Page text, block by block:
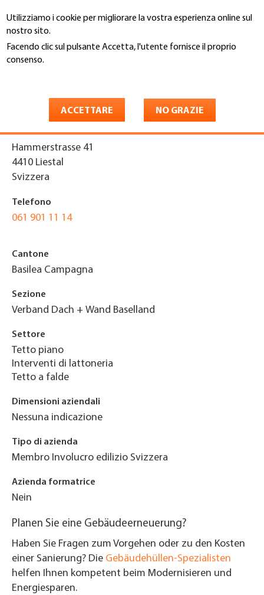
Utilizziamo i cookie per migliorare la vostra esperienza online sul
nostro sito.
Facendo clic sul pulsante Accetta, l'utente fornisce il proprio
consenso.
ACCETTARE NO GRAZIE
al
contenuto
principale
You
Indirizzo
Hammerstrasse 41
4410 Liestal
Svizzera
Telefono
061 901 11 14
Cantone
Basilea Campagna
Sezione
Verband Dach + Wand Baselland
Settore
Tetto piano
Interventi di lattoneria
Tetto a falde
Dimensioni aziendali
Nessuna indicazione
Tipo di azienda
Membro Involucro edilizio Svizzera
Azienda formatrice
Nein
Planen Sie eine Gebäudeerneuerung?
Haben Sie Fragen zum Vorgehen oder zu den Kosten
einer Sanierung? Die Gebäudehüllen-Spezialisten
helfen Ihnen kompetent beim Modernisieren und
Energiesparen.